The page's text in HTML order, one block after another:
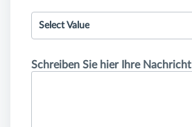
Select Value
Schreiben Sie hier Ihre Nachricht